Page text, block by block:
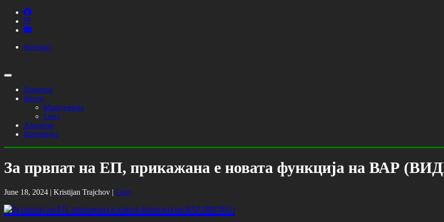
Контакт
Почетна
Вести
Македонија
Свет
Анализи
Интервјуа
За првпат на ЕП, прикажана е новата функција на ВАР
June 18, 2024 | Kristijan Trajchov | Свет